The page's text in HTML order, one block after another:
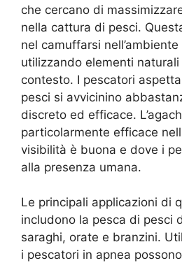
che cercano di
nella cattura di pesci.
nel camuffarsi
utilizzando elementi
contesto. I pescatori
pesci si avvicinino
discreto ed efficace.
particolarmente efficace
visibilità è buona e dove i
alla presenza umana.
Le principali applicazioni di
includono la pesca di pesci
saraghi, orate e branzini.
i pescatori in apnea